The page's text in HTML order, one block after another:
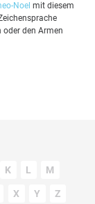
Noel mit diesem
den Armen
K L M
X Y Z